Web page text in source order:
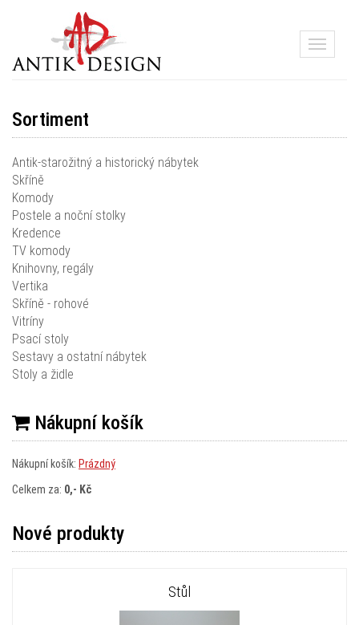
Toggle
Sortiment
Antik-starožitný a historický nábytek
Skříně
Komody
Postele a noční stolky
Kredence
TV komody
Knihovny, regály
Vertika
Skříně - rohové
Vitríny
Psací stoly
Sestavy a ostatní nábytek
Stoly a židle
Nákupní košík
Nákupní košík: Prázdný
Celkem za: 0,- Kč
Nové produkty
Stůl